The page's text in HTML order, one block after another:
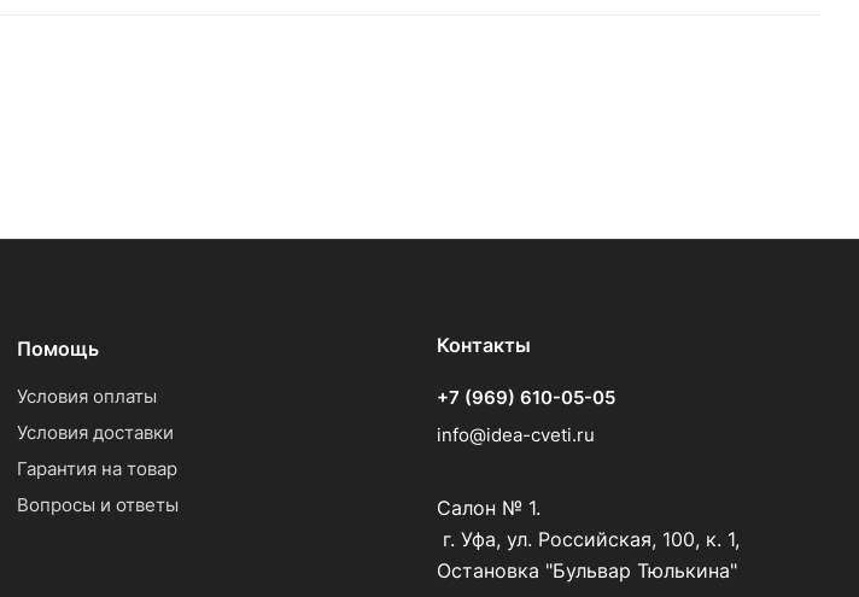
Помощь
Условия оплаты
Условия доставки
Гарантия на товар
Вопросы и ответы
Контакты
+7 (969) 610-05-05
info@idea-cveti.ru
Салон № 1.
г. Уфа, ул. Российская, 100, к. 1,
Остановка "Бульвар Тюлькина"